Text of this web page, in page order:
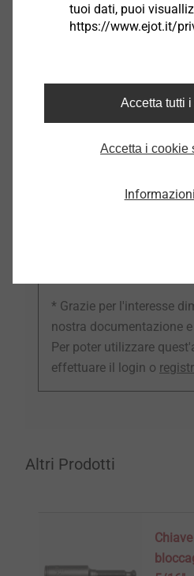
JT2-6-6.3x25-V16 PU100
JT2-6-6.3x32-V16
JT2-6-6.3x38-V16
* Grazie per l'interesse
nostra documentazione e
Per poter utilizzare
effettuare il login o
Altri Prodotti
tuoi dati, puoi
https://www.ejot.it/
Accetta tutti
Accetta i cookie